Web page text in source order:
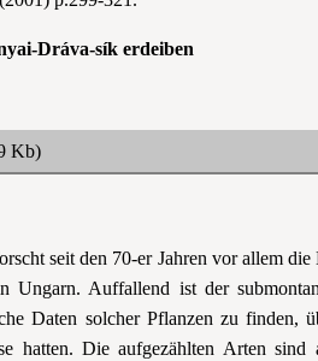
Dráva-sík erdeiben
Kb)
seit den 70-er Jahren vor allem
Ungarn. Auffallend ist der
Daten solcher Pflanzen zu finden,
hatten. Die aufgezählten Artensind